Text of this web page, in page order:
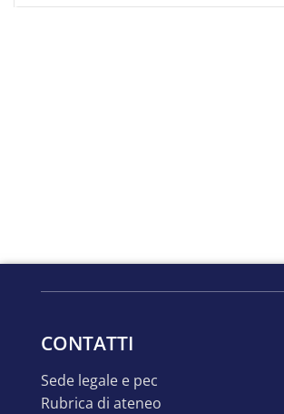
CONTATTI
sede legale e pec
rubrica di ateneo